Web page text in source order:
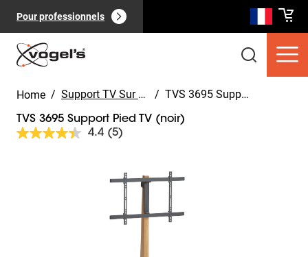
Pour professionnels
Produits clients (0):
Home / Support TV Sur Pied / TVS 3695 Support Pied TV (noir)
TVS 3695 Support Pied TV (noir)
4.4 Lire
Lien
sur
même
page.
(5)